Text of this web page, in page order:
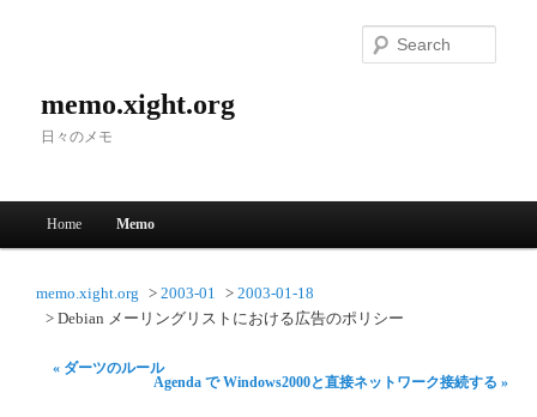
memo.xight.org
日々のメモ
Skip to primary content
Skip to secondary content
Home Memo
memo.xight.org 2003-01
2003-01-18
Debian メーリングリストにおける広告のポリシー
« ダーツのルール
Agenda で Windows2000と直接ネットワーク接続する »